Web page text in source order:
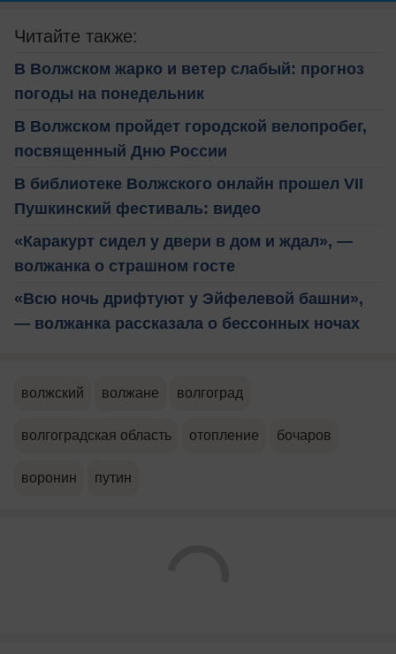
Читайте также:
В Волжском жарко и ветер слабый: прогноз
погоды на понедельник
В Волжском пройдет городской велопробег,
посвященный Дню России
В библиотеке Волжского онлайн прошел VII
Пушкинский фестиваль: видео
«Каракурт сидел у двери в дом и ждал», —
волжанка о страшном госте
«Всю ночь дрифтуют у Эйфелевой башни»,
— волжанка рассказала о бессонных ночах
волжский волжане волгоград
волгоградская область отопление бочаров
воронин путин